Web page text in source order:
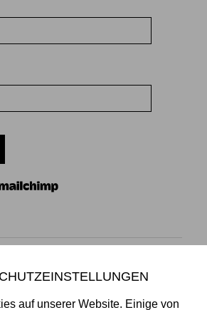
ı Klosterwall 13 ı 20095 Hamburg
auf unserer Website. Einige von